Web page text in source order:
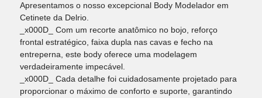
Apresentamos o nosso excepcional Body Modelador em
Cetinete da Delrio.
_x000D_ Com um recorte anatômico no bojo, reforço
frontal estratégico, faixa dupla nas cavas e fecho na
entreperna, este body oferece uma modelagem
verdadeiramente impecável.
_x000D_ Cada detalhe foi cuidadosamente projetado para
proporcionar o máximo de conforto e suporte, garantindo